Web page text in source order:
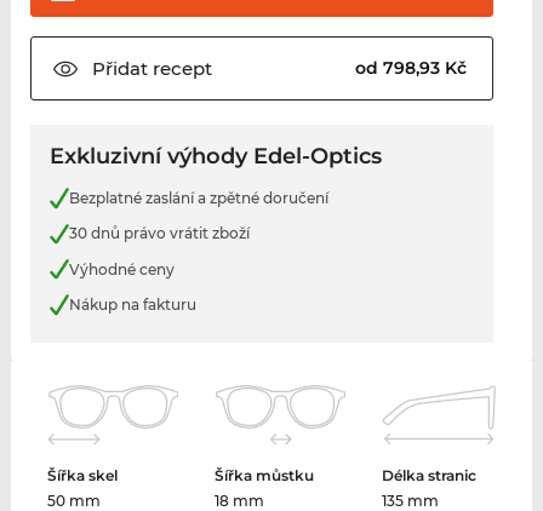
Přidatrecept od 798,93 Kč
Exkluzivní výhody Edel-Optics
Bezplatné zaslání a zpětné doručení
30 dnů právo vrátit zboží
Výhodné ceny
Nákup na fakturu
Šířka skel
50 mm
Šířka můstku
18 mm
Délka stranic
135 mm